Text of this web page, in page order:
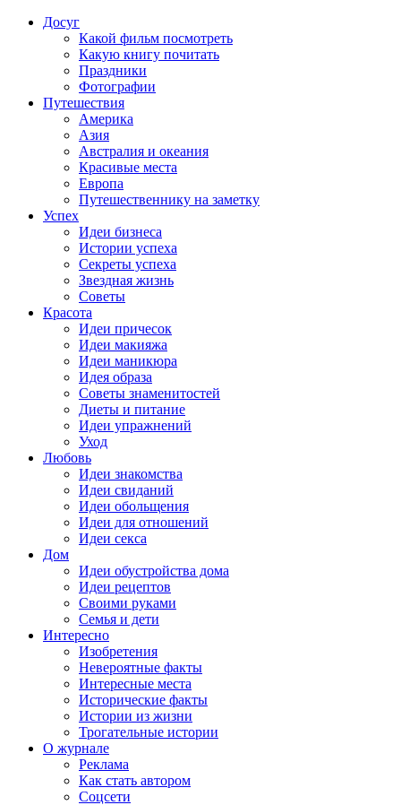
Досуг
Какой фильм посмотреть
Какую книгу почитать
Праздники
Фотографии
Путешествия
Америка
Азия
Австралия и океания
Красивые места
Европа
Путешественнику на заметку
Успех
Идеи бизнеса
Истории успеха
Секреты успеха
Звездная жизнь
Советы
Красота
Идеи причесок
Идеи макияжа
Идеи маникюра
Идея образа
Советы знаменитостей
Диеты и питание
Идеи упражнений
Уход
Любовь
Идеи знакомства
Идеи свиданий
Идеи обольщения
Идеи для отношений
Идеи секса
Дом
Идеи обустройства дома
Идеи рецептов
Своими руками
Семья и дети
Интересно
Изобретения
Невероятные факты
Интересные места
Исторические факты
Истории из жизни
Трогательные истории
О журнале
Реклама
Как стать автором
Соцсети